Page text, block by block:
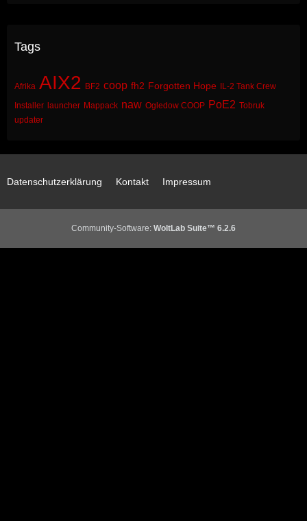
Tags
Afrika AIX2 BF2 coop fh2 Forgotten Hope
IL-2 Tank Crew
Installer launcher Mappack naw Ogledow COOP PoE2 Tobruk
updater
Datenschutzerklärung Kontakt Impressum
Community-Software: WoltLab Suite™ 6.2.6